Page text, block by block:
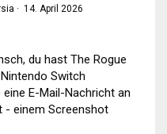
· 14. April 2026
du hast The Rogue
Switch
E-Mail-Nachricht an
- einem Screenshot